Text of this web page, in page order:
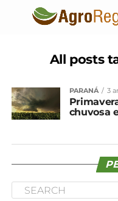
All posts
PARANÁ 3
chuvosa